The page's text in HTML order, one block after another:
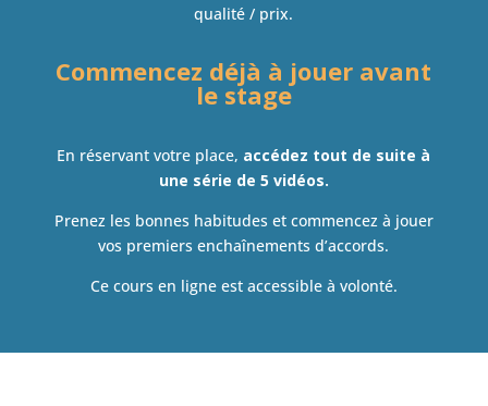
qualité / prix.
Commencez déjà à jouer avant
le stage
En réservant votre place, accédez tout de suite à
une série de 5 vidéos.
Prenez les bonnes habitudes et commencez à jouer
vos premiers enchaînements d’accords.
Ce cours en ligne est accessible à volonté.